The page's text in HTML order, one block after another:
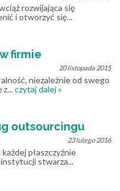
rozwijająca się
i otworzyć się...
firmie
20 listopada 2015
niezależnie od swego
z...czytaj dalej »
outsourcingu
23 lutego 2016
płaszczyźnie
stwarza...